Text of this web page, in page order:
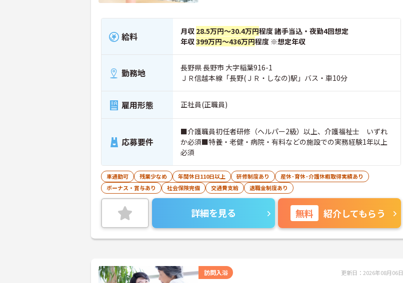
給料 月収 28.5万円～30.4万円程度 諸手当込・夜勤4回想定
年収399万円～436万円程度 ※想定年収
勤務地
長野県 長野市 大字稲葉916-1
ＪＲ信越本線「長野(ＪＲ・しなの)駅」バス・車10分
雇用形態 正社員(正職員)
応募要件
■介護職員初任者研修（ヘルパー2級）以上、介護福祉士 いずれ
か必須■特養・老健・病院・有料などの施設での実務経験1年以上
必須
車通勤可 残業少なめ 年間休日110日以上 研修制度あり
産休･育休･介護休暇取得実績あり
ボーナス・賞与あり
社会保険完備 交通費支給 退職金制度あり
詳細を見る 無料 紹介してもらう
訪問入浴 更新日：2026年08月06日